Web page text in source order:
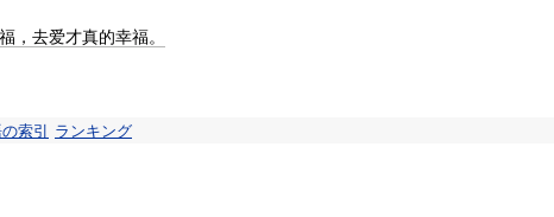
，去爱才真的幸福。
索引 ランキング